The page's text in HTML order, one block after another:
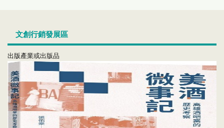
文創行銷發展區
出版產業或出版品